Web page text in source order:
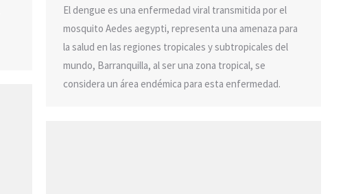
El dengue es una enfermedad viral transmitida por el
mosquito Aedes aegypti, representa una amenaza para
la salud en las regiones tropicales y subtropicales del
mundo, Barranquilla, al ser una zona tropical, se
considera un área endémica para esta enfermedad.